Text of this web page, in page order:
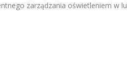
zarządzania oświetleniem w